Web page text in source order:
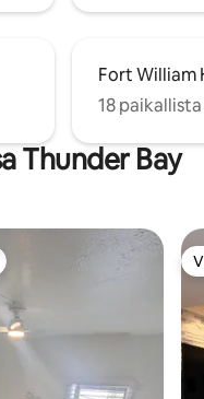
Fort William
18
Thunder Bay